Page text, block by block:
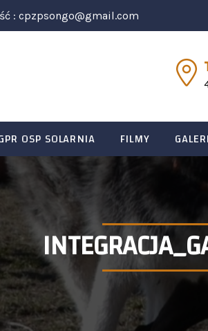
: cpzpsongo@gmail.com
OSP SOLARNIA FILMY